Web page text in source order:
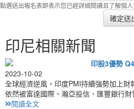
點選送出報名表即表示您已經詳細閱讀且了解個
確定送
印尼相關新聞
印股3優勢
2023-10-02
全球經濟逆風，印度PMI持續強勢加上
依然被富達國際、瀚亞投信、匯豐銀行
閱讀全文